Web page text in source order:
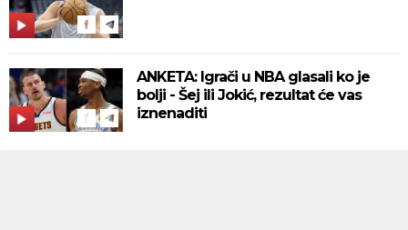
ANKETA: Igrači u NBA glasali ko je
bolji - Šej ili Jokić, rezultat će vas
iznenaditi